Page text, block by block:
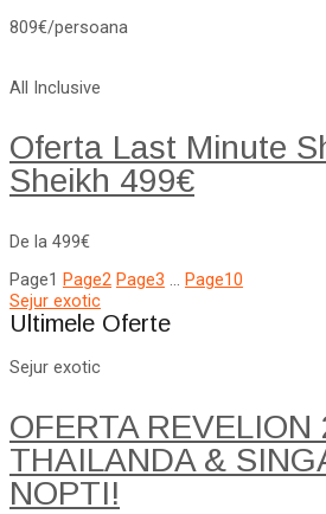
809€/persoana
All Inclusive
Oferta Last Minute
Sheikh 499€
De la 499€
Page1 Page2 Page3 … Page10
Sejur exotic
Ultimele Oferte
Sejur exotic
OFERTA REVELION
THAILANDA &
NOPTI!